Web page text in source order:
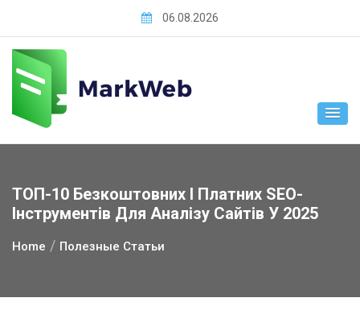
content
06.08.2026
ТОП-10 Безкоштовних І Платних SEO-
Інструментів Для Аналізу Сайтів У 2025
Home Полезные Статьи